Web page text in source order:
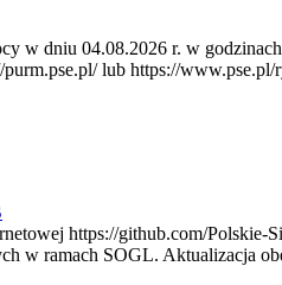
w dniu 04.08.2026 r. w
lub https://
https://github.com/
w ramach SOGL. Aktualizacja